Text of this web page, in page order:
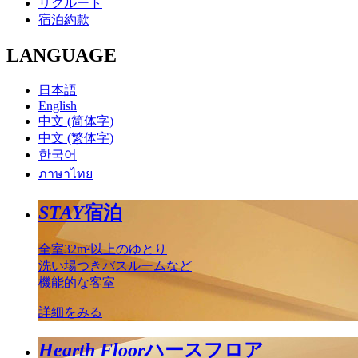
リクルート
宿泊約款
LANGUAGE
日本語
English
中文 (简体字)
中文 (繁体字)
한국어
ภาษาไทย
STAY宿泊
全室32m²以上のゆとり
洗い場つきバスルームなど
機能的な客室
詳細をみる
Hearth Floorハースフロア